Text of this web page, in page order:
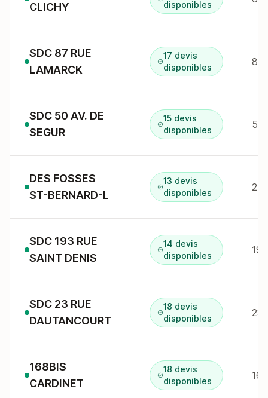
CLICHY
disponibles
SDC 87 RUE
LAMARCK
17 devis
disponibles
87
SDC 50 AV. DE
SEGUR
15 devis
disponibles
50
DES FOSSES
ST-BERNARD-L
13 devis
disponibles
24
SDC 193 RUE
SAINT DENIS
14 devis
disponibles
SDC 23 RUE
DAUTANCOURT
18 devis
disponibles
23
168BIS
CARDINET
18 devis
disponibles